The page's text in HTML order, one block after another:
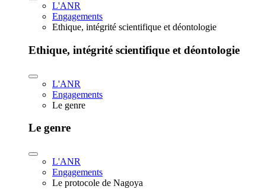
L'ANR
Engagements
Ethique, intégrité scientifique et déontologie
Ethique, intégrité scientifique et déontologie
L'ANR
Engagements
Le genre
Le genre
L'ANR
Engagements
Le protocole de Nagoya